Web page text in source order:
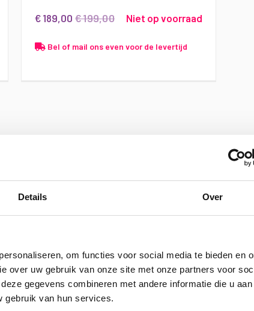
Details Over
om functies voor social media te bieden en
over uw gebruik van onze site met onze partners voor
gegevens combineren met andere informatie die u
gebruik van hun services.
€ 189,00 € 199,00 Niet op voorraad
Bel of mail ons even voor de levertijd
SALES@DJSTUNTER.NL